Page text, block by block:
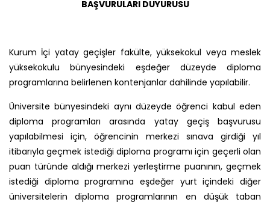
BAŞVURULARI DUYURUSU
Kurum İçi yatay geçişler fakülte, yüksekokul veya meslek
yüksekokulu bünyesindeki eşdeğer düzeyde diploma
programlarına belirlenen kontenjanlar dahilinde yapılabilir.
Üniversite bünyesindeki aynı düzeyde öğrenci kabul eden
diploma programları arasında yatay geçiş başvurusu
yapılabilmesi için, öğrencinin merkezi sınava girdiği yıl
itibarıyla geçmek istediği diploma programı için geçerli olan
puan türünde aldığı merkezi yerleştirme puanının, geçmek
istediği diploma programına eşdeğer yurt içindeki diğer
üniversitelerin diploma programlarının en düşük taban